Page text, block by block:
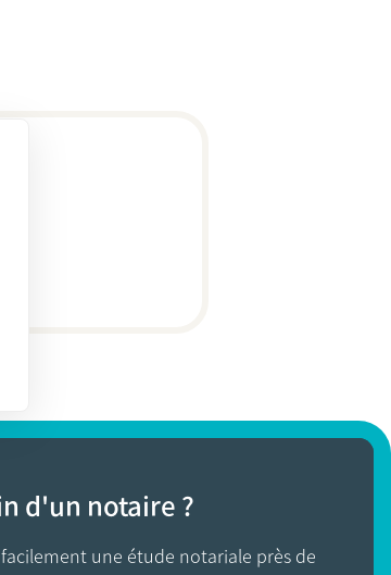
d'un notaire ?
une étude notariale près de